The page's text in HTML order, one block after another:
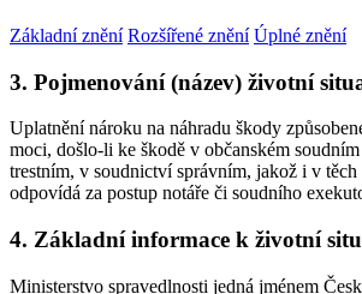
Základní znění Rozšířené znění Úplné znění
3. Pojmenování (název) životní
Uplatnění nároku na náhradu škody
moci, došlo-li ke škodě v občanském
trestním, v soudnictví správním, jakož i v těch
odpovídá za postup notáře či soudního
4. Základní informace k životní
Ministerstvo spravedlnosti jedná jménem